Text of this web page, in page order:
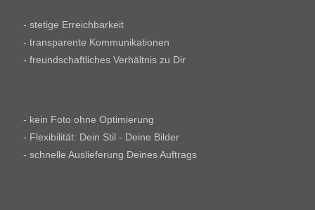
- stetige Erreichbarkeit
- transparente Kommunikationen
- freundschaftliches Verhältnis zu Dir
- kein Foto ohne Optimierung
- Flexibilität: Dein Stil - Deine Bilder
- schnelle Auslieferung Deines Auftrags